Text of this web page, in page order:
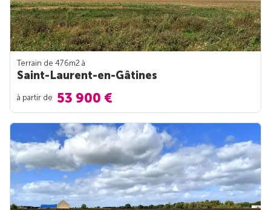
Terrain de 476m2 à
Saint-Laurent-en-Gâtines
à partir de 53 900 €